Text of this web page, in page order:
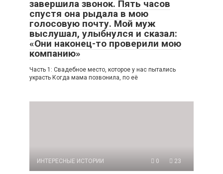
завершила звонок. Пять часов
спустя она рыдала в мою
голосовую почту. Мой муж
выслушал, улыбнулся и сказал:
«Они наконец-то проверили мою
компанию»
Часть 1: Свадебное место, которое у нас пытались
украсть Когда мама позвонила, по её
ИНТЕРЕСНЫЕ ИСТОРИИ 0 23